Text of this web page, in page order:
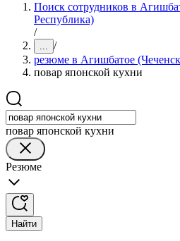
Поиск сотрудников в
Республика)
/
... /
резюме в Агишбатое
повар японской кухни
повар японской кухни
Резюме
Найти